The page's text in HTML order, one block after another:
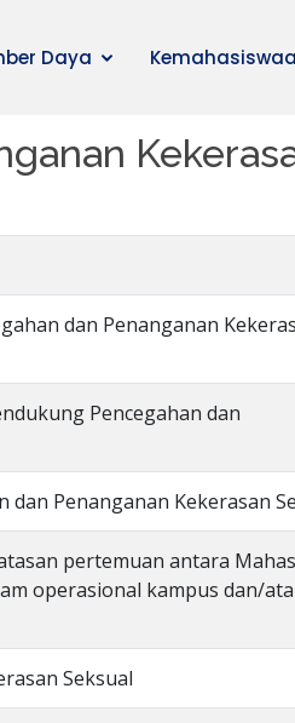
Daya
dan Penanganan
Pencegahan dan
Penanganan Kekerasan
pertemuan antara
operasional kampus dan/
Seksual